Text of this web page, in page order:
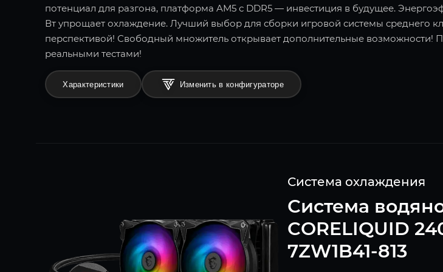
потенциал для разгона, платформа AM5 с DDR5 — инвестиция в будущее.
Вт упрощает охлаждение. Лучший выбор для сборки игровой системы среднего
перспективой! Свободный множитель открывает дополнительные возможности!
реальными тестами!
Характеристики Изменить в конфигураторе
Система охлаждения
Система
CORELIQUID
7ZW1B41-813